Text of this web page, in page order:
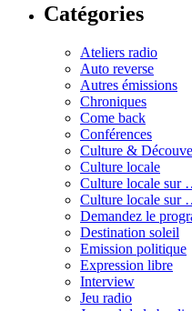
Catégories
Ateliers radio
Auto reverse
Autres émissions
Chroniques
Come back
Conférences
Culture &
Culture locale
Culture locale sur
Culture locale sur
Demandez le
Destination soleil
Emission politique
Expression libre
Interview
Jeu radio